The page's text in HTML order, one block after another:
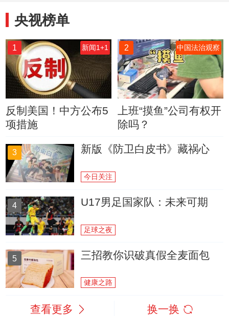
央视榜单
1 新闻1+1
反制美国！中方公布5
项措施
2 中国法治观察
上班“摸鱼”公司有权开
除吗？
3 新版《防卫白皮书》藏祸心
今日关注
4 U17男足国家队：未来可期
足球之夜
5 三招教你识破真假全麦面包
健康之路
查看更多 换一换